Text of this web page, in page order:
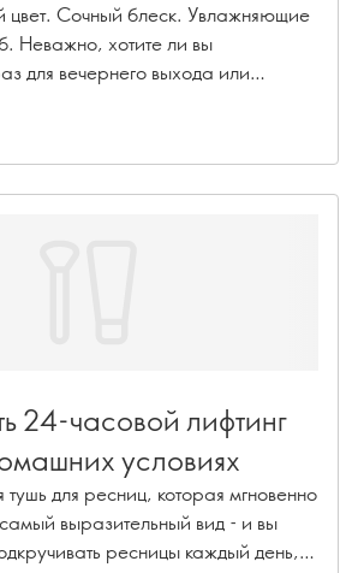
цвет. Сочный блеск. Увлажняющие
Неважно, хотите ли вы
для вечернего выхода или
безграничны, когда речь идет о
текстуры помады. К счастью для
чтобы помочь вам принять
найдется помада для всех губ.
24-часовой лифтинг
условиях
тушь для ресниц, которая мгновенно
выразительный вид - и вы
ресницы каждый день,